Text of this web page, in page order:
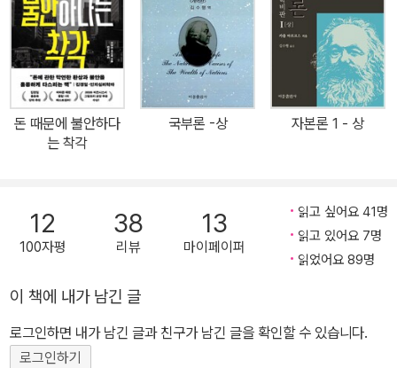
러를 포함해 지금까지 100권 넘는 경제ㅇ경영 분야 도서를 우리말로
번역했다.
한민국 도시들이 나아가야 할 방향을 가늠하게 해준다. 이 책은 2011
년 2월 미국에서 출간 즉시 아마존,《뉴욕타임스》베스트셀러를 기록
하며 “도시에 대한 놀라운 통찰과 정책적 제안을 내놓은 책”(《뉴욕타
임스》) “경제학과 역사를 매끈하게 연결하며 도시가 ‘우리 인류의 가
장 위대한 발명품’인 이유가 무엇인지를 설명한 걸작”(스티븐 D. 레
빗,『괴짜경제학』저자)이라는 찬사를 받았다. 급격한 경제성장과 협소
의미가 남다르다고 할 수 있다. 특히 저자인 에드워드 글레이저 교수
는 현재 미국에서 가장 논쟁적이고 뛰어난 젊은 학자로 주목받고 있
으며, 학계는 물론 전 세계 도시정책, 경제정책자들에게도 주요 오피
죄의 소굴이며, 반(反)환경적인 곳일까? “인류 최고의 발명품은 도
시”라고 강력히 주장하는 저자는 경제와 사회, 역사와 정책, 문화를
아우르는 방대한 연구와 도발적인 글쓰기를 통해 해묵은 편견을 깨고
돈 때문에 불안하다
는 착각
국부론 -상 자본론 1 - 상
12
100자평
38
리뷰
13
마이페이퍼
읽고 싶어요 41명
읽고 있어요 7명
읽었어요 89명
이 책에 내가 남긴 글
로그인하면 내가 남긴 글과 친구가 남긴 글을 확인할 수 있습니다.
로그인하기